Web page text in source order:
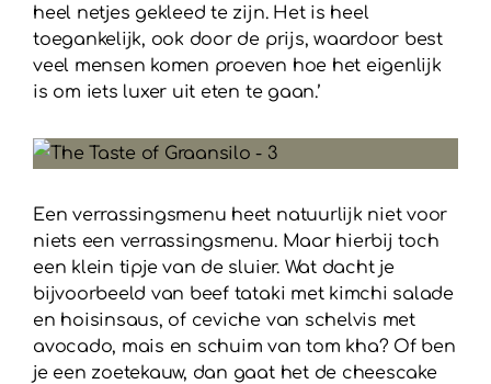
heel netjes gekleed te zijn. Het is heel
toegankelijk, ook door de prijs, waardoor best
veel mensen komen proeven hoe het eigenlijk
is om iets luxer uit eten te gaan.’
Een verrassingsmenu heet natuurlijk niet voor
niets een verrassingsmenu. Maar hierbij toch
een klein tipje van de sluier. Wat dacht je
bijvoorbeeld van beef tataki met kimchi salade
en hoisinsaus, of ceviche van schelvis met
avocado, mais en schuim van tom kha? Of ben
je een zoetekauw, dan gaat het de cheescake